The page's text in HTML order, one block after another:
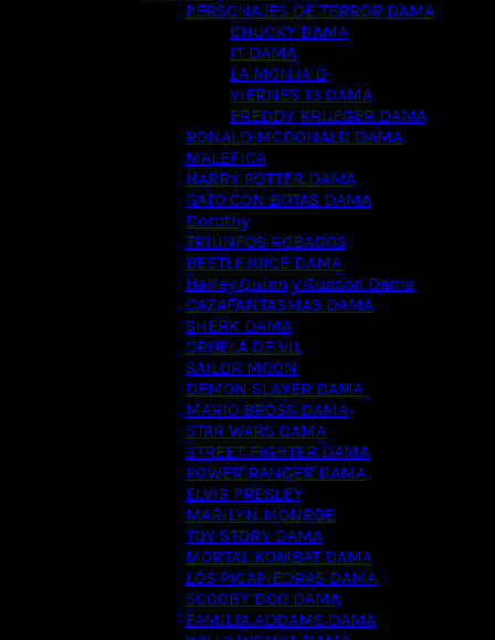
PERSONAJES DE TERROR DAMA
CHUCKY DAMA
IT DAMA
LA MONJA D
VIERNES 13 DAMA
FREDDY KRUEGER DAMA
RONALD MCDONALD DAMA
MALEFICA
HARRY POTTER DAMA
GATO CON BOTAS DAMA
Dorothy
TRIUNFOS ROBADOS
BEETLEJUICE DAMA
Harley Quinn y Guason Dama
CAZAFANTASMAS DAMA
SHERK DAMA
CRUELA DE VIL
SAILOR MOON
DEMON SLAYER DAMA
MARIO BROSS DAMA
STAR WARS DAMA
STREET FIGHTER DAMA
POWER RANGER DAMA
ELVIS PRESLEY
MARILYN MONROE
TOY STORY DAMA
MORTAL KOMBAT DAMA
LOS PICAPIEDRAS DAMA
SCOOBY DOO DAMA
FAMILIA ADDAMS DAMA